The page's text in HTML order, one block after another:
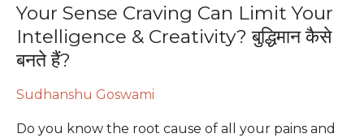
Your Sense Craving Can Limit Your
Intelligence & Creativity? बुद्धिमान कैसे
बनते हैं?
Sudhanshu Goswami
Do you know the root cause of all your pains and
बनते
हैं?